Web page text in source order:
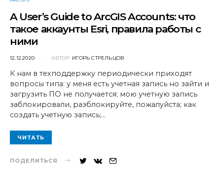
A User’s Guide to ArcGIS Accounts: что
такое аккаунты Esri, правила работы с
ними
POSTED
12.12.2020 АВТОР: ИГОРЬ СТРЕЛЬЦОВ
К нам в техподдержку периодически приходят
вопросы типа: у меня есть учетная запись но зайти и
загрузить ПО не получается; мою учетную запись
заблокировали, разблокируйте, пожалуйста; как
создать учетную запись;…
ЧИТАТЬ
ПОДЕЛИТЬСЯ